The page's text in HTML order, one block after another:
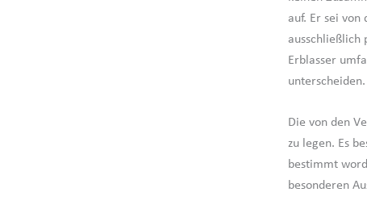
auf. Er sei von
ausschließlich
Erblasser
unterscheiden.
Die von den
zu legen. Es
bestimmt
besonderen